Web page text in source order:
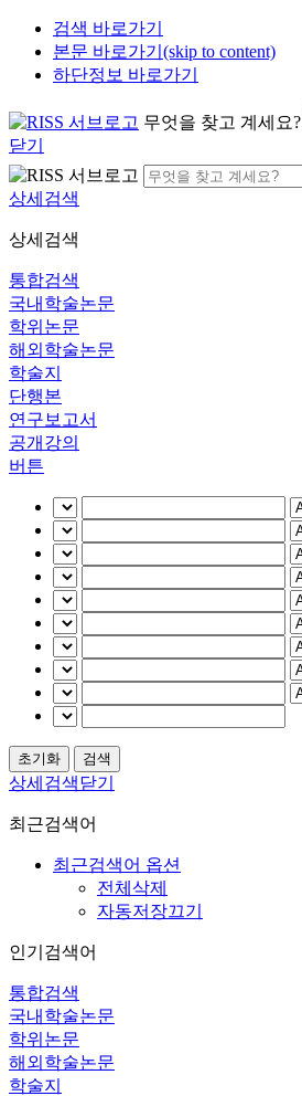
검색 바로가기
본문 바로가기(skip to content)
하단정보 바로가기
무엇을 찾고 계세요?
닫기
상세검색
상세검색
통합검색
국내학술논문
학위논문
해외학술논문
학술지
단행본
연구보고서
공개강의
버튼
상세검색닫기
최근검색어
최근검색어 옵션
전체삭제
자동저장끄기
인기검색어
통합검색
국내학술논문
학위논문
해외학술논문
학술지